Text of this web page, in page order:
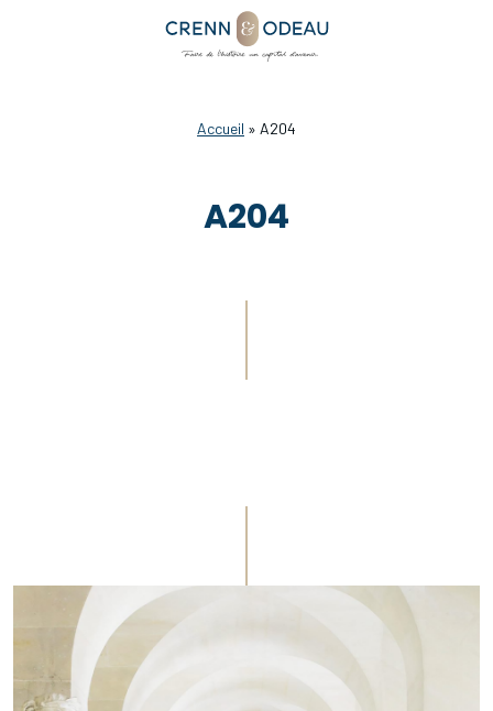
Accueil » A204
A204